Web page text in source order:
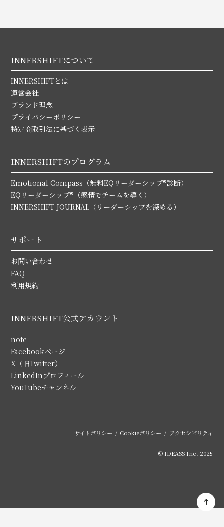
INNERSHIFTについて
INNERSHIFTとは
運営会社
ブランド理念
プライバシーポリシー
特定商取引法に基づく表示
INNERSHIFTのプログラム
Emotional Compass（無料EQリーダーシップ®診断）
EQリーダーシップ®（感情でチームを導く）
INNERSHIFT JOURNAL（リーダーシップを深める）
サポート
お問い合わせ
FAQ
利用規約
INNERSHIFT公式アカウント
note
Facebookページ
X（旧Twitter）
LinkedInプロフィール
YouTubeチャンネル
サイトポリシー Cookieポリシー アクセシビリティ
© IDEASS Inc. 2025